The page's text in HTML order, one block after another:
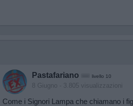
Pastafariano livello 10
8 Giugno - 3.805 visualizzazioni
Come i Signori Lampa che chiamano i